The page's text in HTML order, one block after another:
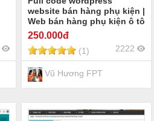
website bán hàng phụ kiện |
Web bán hàng phụ kiện ô tô
| website bán hàng thương
mại
250.000đ
(1) 2222
Vũ Hương FPT